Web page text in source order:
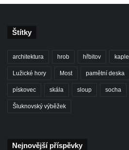
Štítky
architektura hrob hřbitov kaple
Lužické hory Most pamětní deska
pískovec skála sloup socha
Šluknovský výběžek
Nejnovější příspěvky